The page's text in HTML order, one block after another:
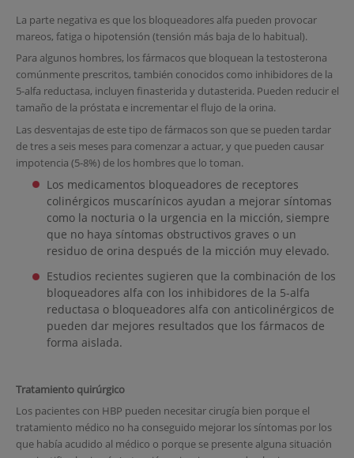
La parte negativa es que los bloqueadores alfa pueden provocar
mareos, fatiga o hipotensión (tensión más baja de lo habitual).
Para algunos hombres, los fármacos que bloquean la testosterona
comúnmente prescritos, también conocidos como inhibidores de la
5-alfa reductasa, incluyen finasterida y dutasterida. Pueden reducir el
tamaño de la próstata e incrementar el flujo de la orina.
Las desventajas de este tipo de fármacos son que se pueden tardar
de tres a seis meses para comenzar a actuar, y que pueden causar
impotencia (5-8%) de los hombres que lo toman.
Los medicamentos bloqueadores de receptores
colinérgicos muscarínicos ayudan a mejorar síntomas
como la nocturia o la urgencia en la micción, siempre
que no haya síntomas obstructivos graves o un
residuo de orina después de la micción muy elevado.
Estudios recientes sugieren que la combinación de los
bloqueadores alfa con los inhibidores de la 5-alfa
reductasa o bloqueadores alfa con anticolinérgicos de
pueden dar mejores resultados que los fármacos de
forma aislada.
Tratamiento quirúrgico
Los pacientes con HBP pueden necesitar cirugía bien porque el
tratamiento médico no ha conseguido mejorar los síntomas por los
que había acudido al médico o porque se presente alguna situación